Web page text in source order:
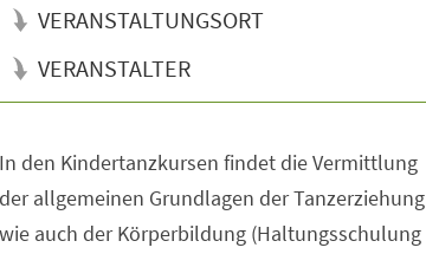
VERANSTALTUNGSORT
VERANSTALTER
In den Kindertanzkursen findet die Vermittlung
der allgemeinen Grundlagen der Tanzerziehung
wie auch der Körperbildung (Haltungsschulung